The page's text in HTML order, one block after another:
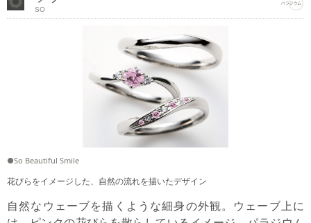
SO
●So Beautiful Smile
花びらをイメージした、自然の流れを描いたデザイン
自然なウェーブを描くような細身の外観。ウェーブ上に